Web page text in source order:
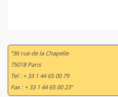
“36 rue de la Chapelle
75018 Paris
Tel : + 33 1 44 65 00 79
Fax : + 33 1 44 65 00 23”